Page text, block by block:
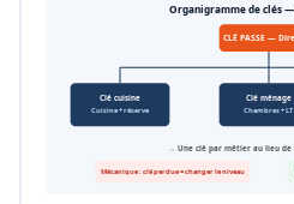
Organigramme de clés
CLÉ PASSE —
Clé cuisine
Cuisine + réserve
Clé ménage
Chambres + LT
→ Une clé par métier au lieu de
Mécanique : clé perdue = changer le niveau